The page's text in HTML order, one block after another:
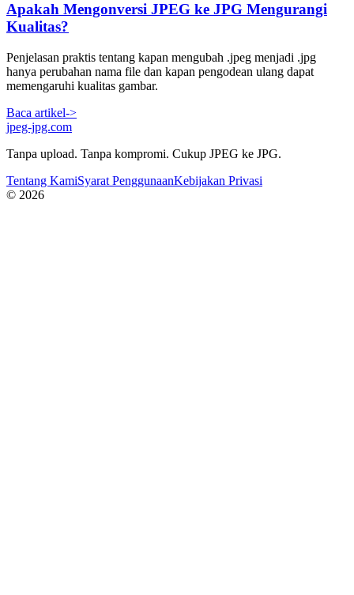
Apakah Mengonversi JPEG ke JPG Mengurangi
Kualitas?
Penjelasan praktis tentang kapan mengubah .jpeg menjadi .jpg
hanya perubahan nama file dan kapan pengodean ulang dapat
memengaruhi kualitas gambar.
Baca artikel->
jpeg-jpg.com
Tanpa upload. Tanpa kompromi. Cukup JPEG ke JPG.
Tentang KamiSyarat PenggunaanKebijakan Privasi
© 2026